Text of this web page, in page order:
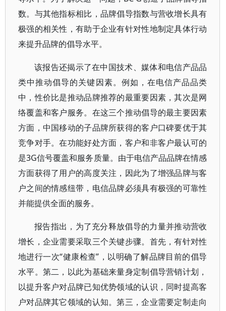
数。与其他指标相比，品牌倡导指数与营收增长具有
极强的相关性，有助于企业有针对性地制定具体行动
来提升品牌的倡导水平。
该报告还揭示了在中国技术、媒体和电信产品品
类中推动倡导的关键因素。例如，在电信产品品类
中，性价比是推动品牌推荐的最重要因素，其次是网
络覆盖和客户服务。在这三个推动倡导的最主要因素
方面，中国移动的子品牌所获得的客户口碑要优于其
竞争对手。在功能好处方面，客户和非客户最认可的
是3G信号覆盖和服务质量。由于电信产品品牌在情感
方面获得了用户的高度关注，因此为了增强品牌与客
户之间的情感纽带，电信品牌必须具有极强的可靠性
并能提供全面的服务。
报告指出，为了充分释放倡导的力量并推动营收
增长，企业需要采取三个关键步骤。首先，有针对性
地进行一次“健康检查”，以明确了解品牌目前的倡导
水平。第二，以此为基础来量身定制倡导营销计划，
以提升客户对品牌已知优势领域的认识，同时提高客
户对品牌其它领域的认知。第三，企业需要定制走向